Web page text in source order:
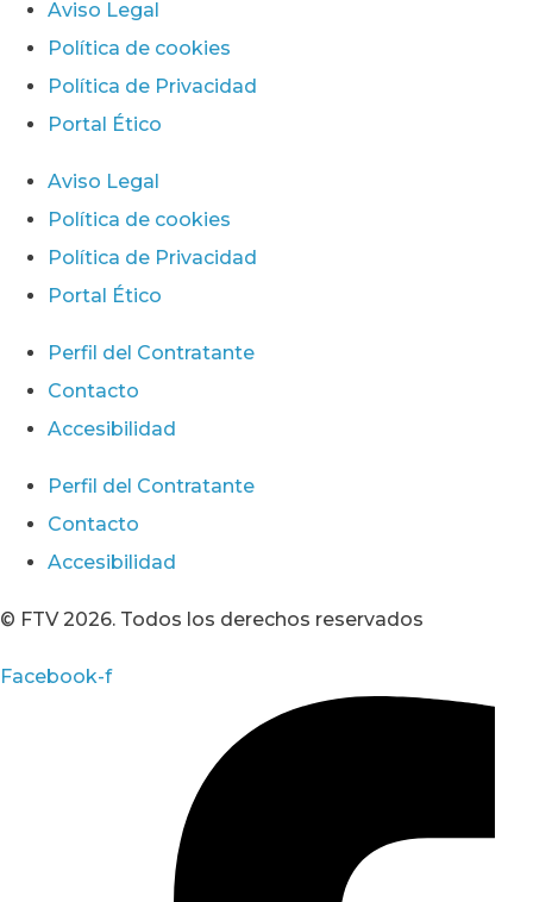
Aviso Legal
Política de cookies
Política de Privacidad
Portal Ético
Aviso Legal
Política de cookies
Política de Privacidad
Portal Ético
Perfil del Contratante
Contacto
Accesibilidad
Perfil del Contratante
Contacto
Accesibilidad
© FTV 2026. Todos los derechos reservados
Facebook-f